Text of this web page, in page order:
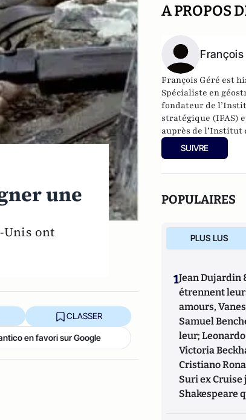
une
Unis ont
CLASSER
en favori sur Google
A PROPOS
François
François Géré est
Spécialiste en
fondateur de l’
stratégique (IFAS)
auprès de l’Institut
défense nationale
recherches à
SUIVRE
POPULAIRES
PLUS LUS
1Jean Dujardin
étrennent
amours,
Samuel
leur;
Victoria
Cristiano
Suri ex Cruise
Shakespeare